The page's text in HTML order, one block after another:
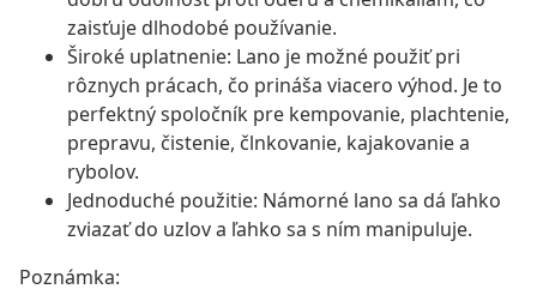
zaisťuje dlhodobé používanie.
Široké uplatnenie: Lano je možné použiť pri
rôznych prácach, čo prináša viacero výhod. Je to
perfektný spoločník pre kempovanie, plachtenie,
prepravu, čistenie, člnkovanie, kajakovanie a
rybolov.
Jednoduché použitie: Námorné lano sa dá ľahko
zviazať do uzlov a ľahko sa s ním manipuluje.
Poznámka: